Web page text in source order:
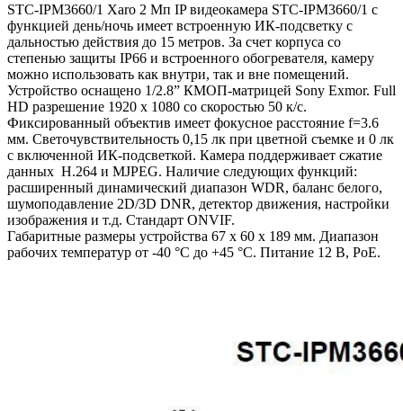
STC-IPM3660/1 Xaro 2 Мп IP видеокамера STC-IPM3660/1 с
функцией день/ночь имеет встроенную ИК-подсветку с
дальностью действия до 15 метров. За счет корпуса со
степенью защиты IP66 и встроенного обогревателя, камеру
можно использовать как внутри, так и вне помещений.
Устройство оснащено 1/2.8” КМОП-матрицей Sony Exmor. Full
HD разрешение 1920 х 1080 со скоростью 50 к/с.
Фиксированный объектив имеет фокусное расстояние f=3.6
мм. Светочувствительность 0,15 лк при цветной съемке и 0 лк
с включенной ИК-подсветкой. Камера поддерживает сжатие
данных Н.264 и MJPEG. Наличие следующих функций:
расширенный динамический диапазон WDR, баланс белого,
шумоподавление 2D/3D DNR, детектор движения, настройки
изображения и т.д. Стандарт ONVIF.
Габаритные размеры устройства 67 х 60 x 189 мм. Диапазон
рабочих температур от -40 °C до +45 °C. Питание 12 В, PoE.